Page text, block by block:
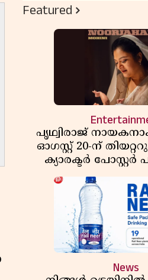
Featured
പൃഥ്വിരാജ്
ഓഗസ്റ്റ് 20-ന്
ക്യാരക്ടർ പോസ്റ്റർ
News